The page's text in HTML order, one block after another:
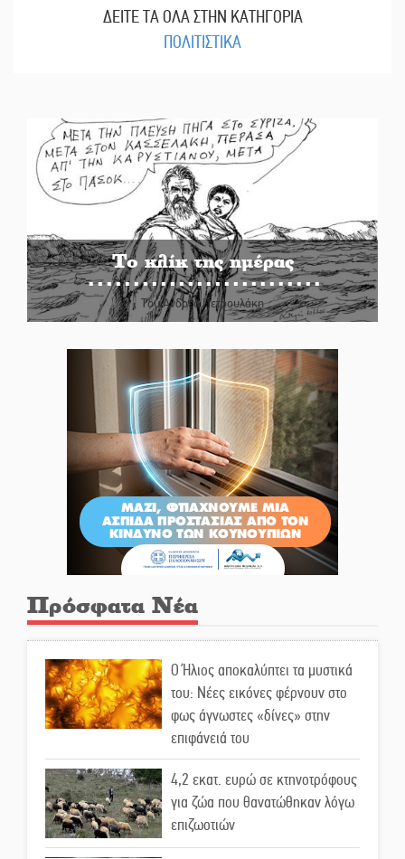
ΔΕΙΤΕ ΤΑ ΟΛΑ ΣΤΗΝ ΚΑΤΗΓΟΡΙΑ
ΠΟΛΙΤΙΣΤΙΚΑ
Το κλίκ της ημέρας
Του Ανδρέα Πετρουλάκη
Πρόσφατα Νέα
Ο Ήλιος αποκαλύπτει τα μυστικά
του: Νέες εικόνες φέρνουν στο
φως άγνωστες «δίνες» στην
επιφάνειά του
4,2 εκατ. ευρώ σε κτηνοτρόφους
για ζώα που θανατώθηκαν λόγω
επιζωοτιών